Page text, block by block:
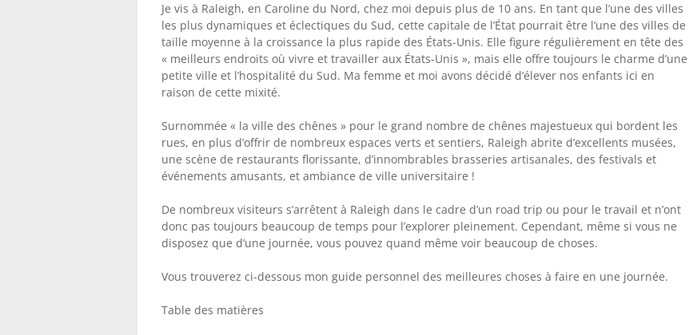
Je vis à Raleigh, en Caroline du Nord, chez moi depuis plus de 10 ans. En tant que l’une des villes
les plus dynamiques et éclectiques du Sud, cette capitale de l’État pourrait être l’une des villes de
taille moyenne à la croissance la plus rapide des États-Unis. Elle figure régulièrement en tête des
« meilleurs endroits où vivre et travailler aux États-Unis », mais elle offre toujours le charme d’une
petite ville et l’hospitalité du Sud. Ma femme et moi avons décidé d’élever nos enfants ici en
raison de cette mixité.
Surnommée « la ville des chênes » pour le grand nombre de chênes majestueux qui bordent les
rues, en plus d’offrir de nombreux espaces verts et sentiers, Raleigh abrite d’excellents musées,
une scène de restaurants florissante, d’innombrables brasseries artisanales, des festivals et
événements amusants, et ambiance de ville universitaire !
De nombreux visiteurs s’arrêtent à Raleigh dans le cadre d’un road trip ou pour le travail et n’ont
donc pas toujours beaucoup de temps pour l’explorer pleinement. Cependant, même si vous ne
disposez que d’une journée, vous pouvez quand même voir beaucoup de choses.
Vous trouverez ci-dessous mon guide personnel des meilleures choses à faire en une journée.
Table des matières